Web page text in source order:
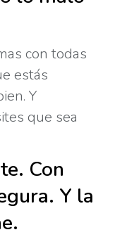
con todas
estás
Y
que sea
Con
Y la